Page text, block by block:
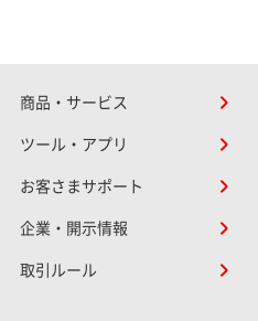
商品・サービス
ツール・アプリ
お客さまサポート
企業・開示情報
取引ルール